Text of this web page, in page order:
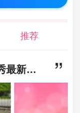
推荐
抠图秀手机版下载,抠图秀最新版app下载